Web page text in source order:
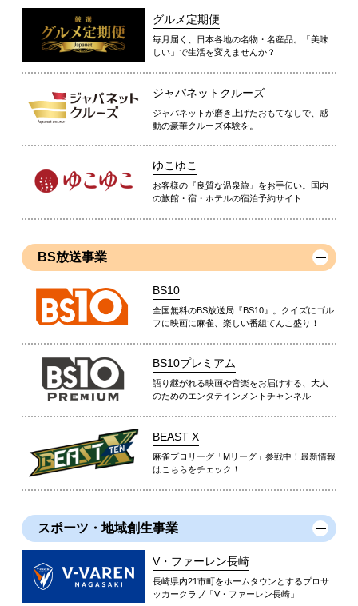
グルメ定期便
毎月届く、日本各地の名物・名産品。「美味
しい」で生活を変えませんか？
ジャパネットクルーズ
ジャパネットが磨き上げたおもてなしで、感
動の豪華クルーズ体験を。
ゆこゆこ
お客様の『良質な温泉旅』をお手伝い。国内
の旅館・宿・ホテルの宿泊予約サイト
BS放送事業
BS10
全国無料のBS放送局『BS10』。クイズにゴル
フに映画に麻雀、楽しい番組てんこ盛り！
BS10プレミアム
語り継がれる映画や音楽をお届けする、大人
のためのエンタテインメントチャンネル
BEAST X
麻雀プロリーグ「Mリーグ」参戦中！最新情報
はこちらをチェック！
スポーツ・地域創生事業
V・ファーレン長崎
長崎県内21市町をホームタウンとするプロサ
ッカークラブ「V・ファーレン長崎」